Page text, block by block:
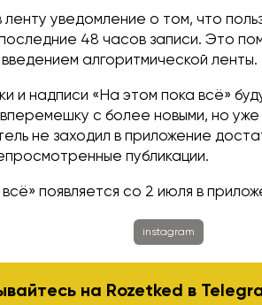
ленту уведомление о том, что
48 часов записи. Это
алгоритмической ленты.
и надписи «На этом пока всё»
с более новыми, но
не заходил в приложение
публикации.
появляется со 2 июля в
instagram
на Rozetked в